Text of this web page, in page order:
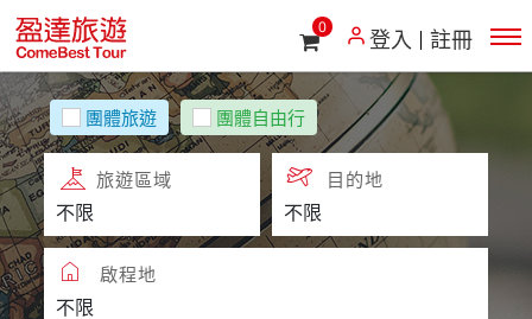
0 登入 註冊
團體旅遊 團體自由行
旅遊區域 目的地
啟程地